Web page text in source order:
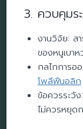
3. ควบคุมร
งานวิจัย: ส
ของหนูเบาห
กลไกการอ
โพลีฟีนอลิก
ข้อควรระวั
ไม่ควรหยุด